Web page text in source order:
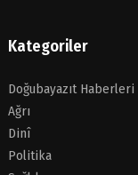
Kategoriler
Doğubayazıt Haberleri
Ağrı
Dinî
Politika